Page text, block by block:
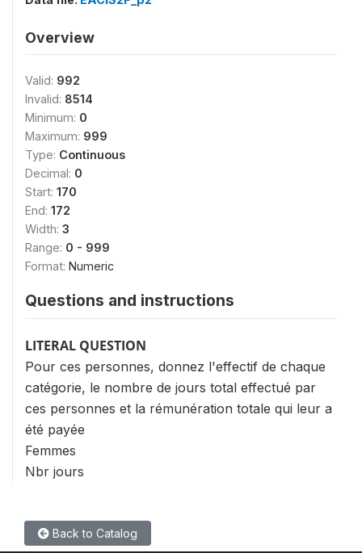
Overview
Valid: 992
Invalid: 8514
Minimum: 0
Maximum: 999
Type: Continuous
Decimal: 0
Start: 170
End: 172
Width: 3
Range: 0 - 999
Format: Numeric
Questions and instructions
LITERAL QUESTION
Pour ces personnes, donnez l'effectif de chaque
catégorie, le nombre de jours total effectué par
ces personnes et la rémunération totale qui leur a
été payée
Femmes
Nbr jours
Back to Catalog